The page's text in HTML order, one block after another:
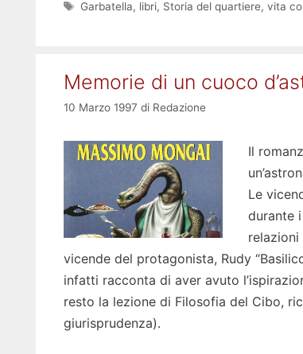
Tag
Garbatella, libri, Storia del quartiere, vita
Memorie di un cuoco
10 Marzo 1997 di Redazione
Il
Le
durante
vicende del protagonista, Rudy
infatti racconta di aver avuto
resto la lezione di Filosofia del Cibo,
giurisprudenza).